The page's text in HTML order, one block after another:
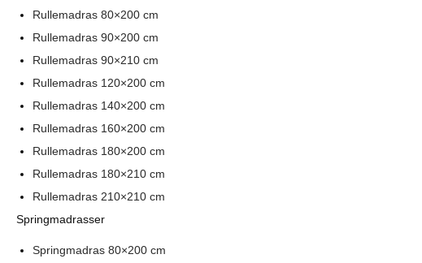
Rullemadras 80×200 cm
Rullemadras 90×200 cm
Rullemadras 90×210 cm
Rullemadras 120×200 cm
Rullemadras 140×200 cm
Rullemadras 160×200 cm
Rullemadras 180×200 cm
Rullemadras 180×210 cm
Rullemadras 210×210 cm
Springmadrasser
Springmadras 80×200 cm